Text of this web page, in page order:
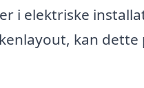
i elektriske
kan dette